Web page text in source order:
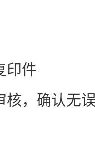
印件
核，确认无